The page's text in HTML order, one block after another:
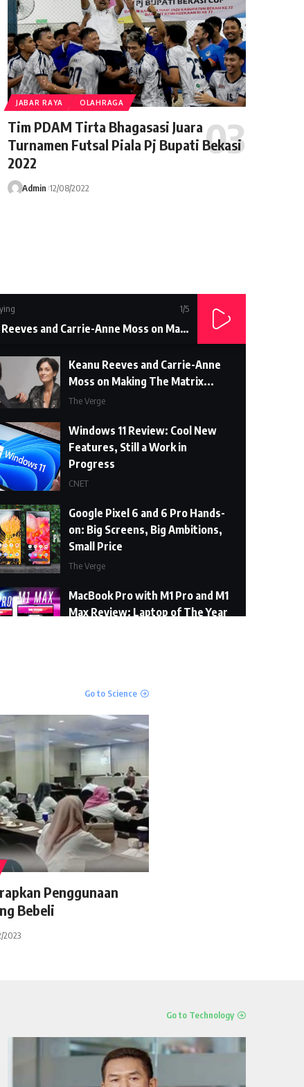
JABAR RAYA OLAHRAGA
Tim PDAM Tirta Bhagasasi Juara
Turnamen Futsal Piala Pj Bupati Bekasi
2022
Admin 12/08/2022
1/5
Keanu Reeves and Carrie-Anne Moss on Making The Matrix...
Keanu Reeves and Carrie-Anne
Moss on Making The Matrix...
The Verge
Windows 11 Review: Cool New
Features, Still a Work in
Progress
CNET
Google Pixel 6 and 6 Pro Hands-
on: Big Screens, Big Ambitions,
Small Price
The Verge
MacBook Pro with M1 Pro and M1
Max Review: Laptop of The Year
The Verge
Go to Science
Penggunaan
Bebeli
2023
Go to Technology